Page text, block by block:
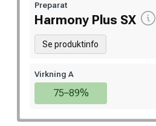
Preparat
Harmony Plus SX
Se produktinfo
Virkning A
75–89%